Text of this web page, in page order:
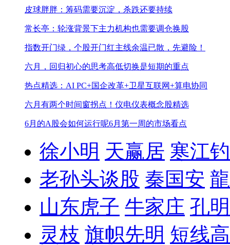
皮球胖胖：筹码需要沉淀，杀跌还要持续
常长亭：轮涨背景下主力机构也需要调仓换股
指数开门绿，个股开门红主线余温已散，先避险！
六月，回归初心的思考高低切换是短期的重点
热点精选：AI PC+国企改革+卫星互联网+算电协同
六月有两个时间窗拐点！ 仪电仪表概念股精选
6月的A股会如何运行呢6月第一周的市场看点
徐小明 天赢居 寒江
老孙头谈股 秦国安
山东虎子 牛家庄 孔
灵枝 旗帜先明 短线